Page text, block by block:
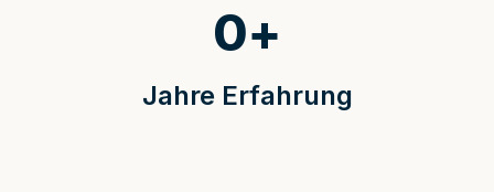
Jahre Erfahrung
0+